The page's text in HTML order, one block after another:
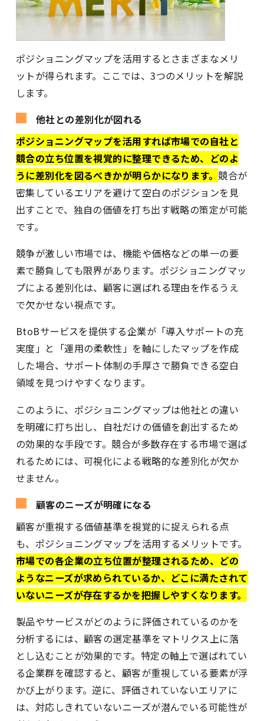
ポジショニングマップを活用するとさまざまなメリ
ットが得られます。ここでは、3つのメリットを解説
します。
他社との差別化が図れる
ポジショニングマップを活用すれば市場での自社と
競合の立ち位置を視覚的に整理できるため、どのよ
うに差別化を図るべきかが明らかになります。 競合が
密集しているエリアを避けて空白のポジションを見
出すことで、独自の価値を打ち出す戦略の策定が可能
です。
競争が激しい市場では、機能や価格などの単一の要
素で勝負しても限界があります。ポジショニングマッ
プによる差別化は、顧客に選ばれる理由を作るうえ
で欠かせない視点です。
BtoBサービスを提供する企業が「導入サポートの充
実度」と「運用の柔軟性」を軸にしたマップを作成
した場合、サポート体制の手厚さで勝負できる空白
領域を見つけやすくなります。
このように、ポジショニングマップは他社との違い
を明確に打ち出し、自社だけの価値を創出するため
の効果的な手段です。競合が多数存在する市場で選ば
れるためには、可視化による戦略的な差別化が欠か
せません。
顧客のニーズが明確になる
顧客が重視する価値基準を視覚的に捉えられる点
も、ポジショニングマップを活用するメリットです。
市場での各企業の立ち位置が整理されるため、どの
ようなニーズが求められているか、どこに満たされて
いないニーズが存在するかを把握しやすくなります。
製品やサービスがどのように評価されているのかを
分析するには、顧客の選定基準をマトリクス上に落
とし込むことが効果的です。特定の軸上で選ばれてい
る企業群を確認すると、顧客が重視している要素が浮
かび上がります。逆に、評価されていないエリアに
は、対応しきれていないニーズが潜んでいる可能性が